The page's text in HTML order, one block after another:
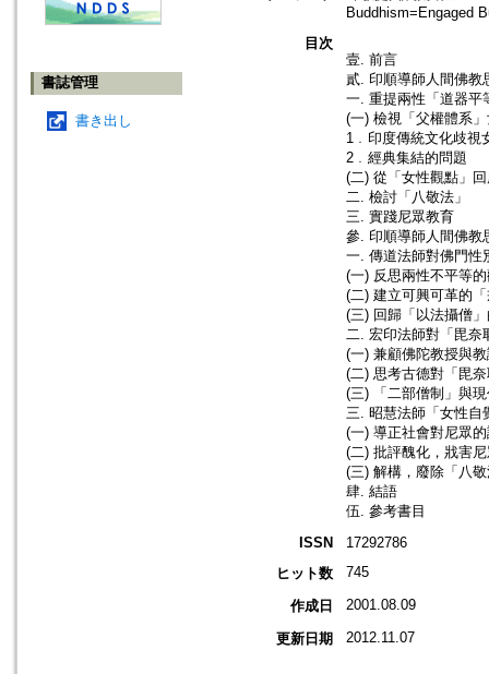
書誌管理
書き出し
Buddhism=Engaged
目次
壹. 前言
貳. 印順導師人間佛教
一. 重提兩性「道器平
(一) 檢視「父權體系
1﹒印度傳統文化歧視
2﹒經典集結的問題
(二) 從「女性觀點」
二. 檢討「八敬法」
三. 實踐尼眾教育
參. 印順導師人間佛教
一. 傳道法師對佛門性
(一) 反思兩性不平等
(二) 建立可興可革的
(三) 回歸「以法攝僧
二. 宏印法師對「毘奈
(一) 兼顧佛陀教授與
(二) 思考古德對「毘
(三) 「二部僧制」與
三. 昭慧法師「女性自
(一) 導正社會對尼眾
(二) 批評醜化，戕害
(三) 解構，廢除「八
肆. 結語
伍. 參考書目
ISSN
17292786
ヒット数
745
作成日 2001.08.09
更新日期 2012.11.07